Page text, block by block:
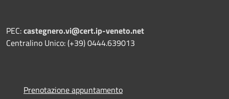
PEC:castegnero.vi@cert.ip-veneto.net
Centralino Unico: (+39) 0444.639013
Prenotazione appuntamento